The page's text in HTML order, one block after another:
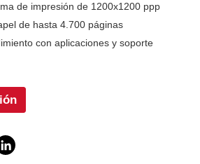
de impresión de 1200x1200 ppp
de hasta 4.700 páginas
con aplicaciones y soporte